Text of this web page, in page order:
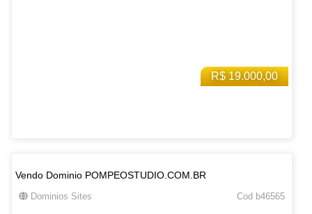
R$ 19.000,00
Vendo Dominio POMPEOSTUDIO.COM.BR
Dominios Sites Cod b46565